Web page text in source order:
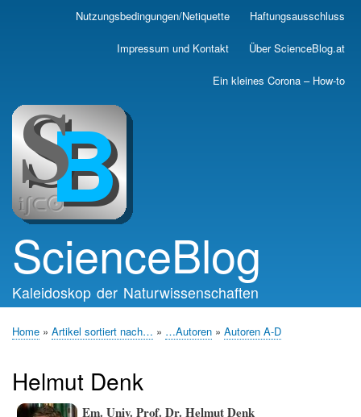
Skip
main
Nutzungsbedingungen/Netiquette Haftungsausschluss
Impressum und Kontakt Über ScienceBlog.at
Ein kleines Corona – How-to
ScienceBlog
Kaleidoskop der Naturwissenschaften
Home Artikel sortiert nach… …Autoren Autoren A-D
Helmut Denk
Em. Univ. Prof. Dr. Helmut Denk